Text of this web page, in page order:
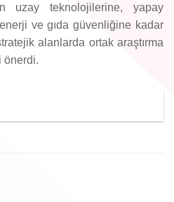
uzay teknolojilerine, yapay
ve gıda güvenliğine kadar
alanlarda ortak araştırma
önerdi.